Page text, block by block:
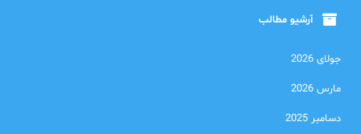
آرشیو مطالب
جولای 2026
مارس 2026
دسامبر 2025